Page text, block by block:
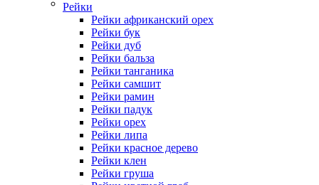
Рейки
Рейки африканский орех
Рейки бук
Рейки дуб
Рейки бальза
Рейки танганика
Рейки самшит
Рейки рамин
Рейки падук
Рейки орех
Рейки липа
Рейки красное дерево
Рейки клен
Рейки груша